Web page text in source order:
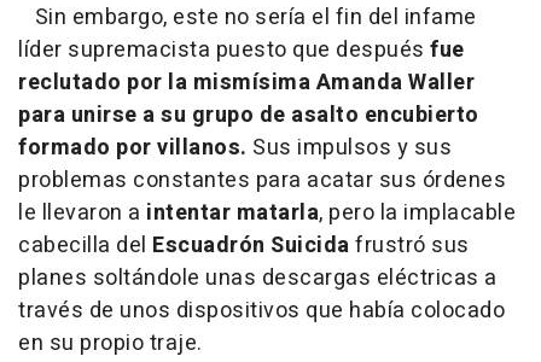
Sin embargo, este no sería el fin del infame
líder supremacista puesto que después fue
reclutado por la mismísima Amanda Waller
para unirse a su grupo de asalto encubierto
formado por villanos. Sus impulsos y sus
problemas constantes para acatar sus órdenes
le llevaron a intentar matarla, pero la implacable
cabecilla del Escuadrón Suicidafrustró sus
planes soltándole unas descargas eléctricas a
través de unos dispositivos que había colocado
en su propio traje.